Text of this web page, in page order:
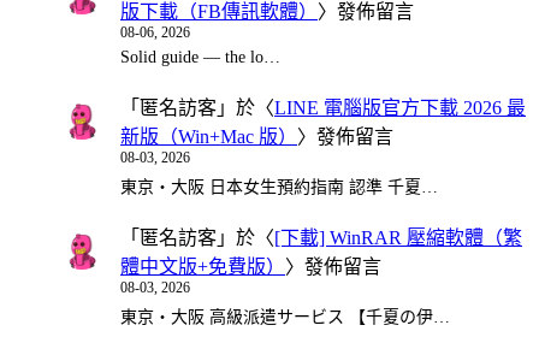
版下載（FB傳訊軟體） 〉發佈留言
08-06, 2026
Solid guide — the lo…
「 匿名訪客 」於〈LINE 電腦版官方下載 2026 最
新版（Win+Mac 版） 〉發佈留言
08-03, 2026
東京・大阪 日本女生預約指南 認準 千夏…
「 匿名訪客 」於〈[下載] WinRAR 壓縮軟體（繁
體中文版+免費版） 〉發佈留言
08-03, 2026
東京・大阪 高級派遣サービス 【千夏の伊…